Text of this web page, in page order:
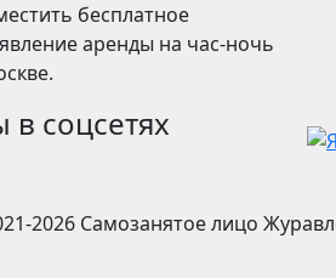
бесплатное
аренды на час-ночь
соцсетях
2026 Самозанятое лицо